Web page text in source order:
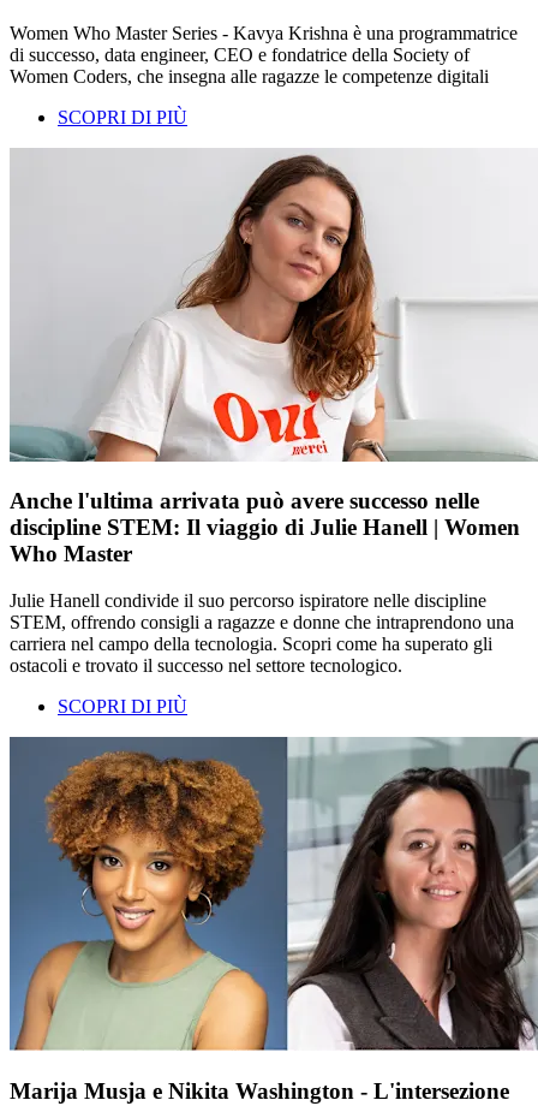
Women Who Master Series - Kavya Krishna è una programmatrice
di successo, data engineer, CEO e fondatrice della Society of
Women Coders, che insegna alle ragazze le competenze digitali
SCOPRI DI PIÙ
Anche l'ultima arrivata può avere successo nelle
discipline STEM: Il viaggio di Julie Hanell | Women
Who Master
Julie Hanell condivide il suo percorso ispiratore nelle discipline
STEM, offrendo consigli a ragazze e donne che intraprendono una
carriera nel campo della tecnologia. Scopri come ha superato gli
ostacoli e trovato il successo nel settore tecnologico.
SCOPRI DI PIÙ
Marija Musja e Nikita Washington - L'intersezione